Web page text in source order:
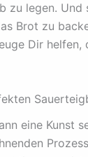
zu legen.
Brot zu
Dir
eine Kunst